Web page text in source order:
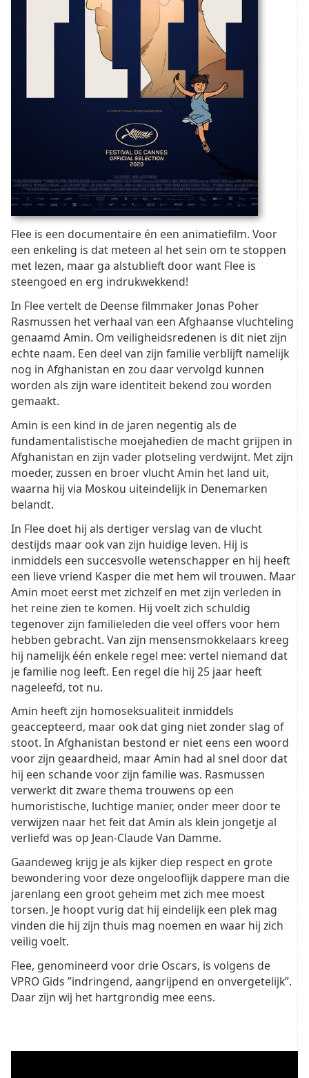
Flee is een documentaire én een animatiefilm. Voor
een enkeling is dat meteen al het sein om te stoppen
met lezen, maar ga alstublieft door want Flee is
steengoed en erg indrukwekkend!
In Flee vertelt de Deense filmmaker Jonas Poher
Rasmussen het verhaal van een Afghaanse vluchteling
genaamd Amin. Om veiligheidsredenen is dit niet zijn
echte naam. Een deel van zijn familie verblijft namelijk
nog in Afghanistan en zou daar vervolgd kunnen
worden als zijn ware identiteit bekend zou worden
gemaakt.
Amin is een kind in de jaren negentig als de
fundamentalistische moejahedien de macht grijpen in
Afghanistan en zijn vader plotseling verdwijnt. Met zijn
moeder, zussen en broer vlucht Amin het land uit,
waarna hij via Moskou uiteindelijk in Denemarken
belandt.
In Flee doet hij als dertiger verslag van de vlucht
destijds maar ook van zijn huidige leven. Hij is
inmiddels een succesvolle wetenschapper en hij heeft
een lieve vriend Kasper die met hem wil trouwen. Maar
Amin moet eerst met zichzelf en met zijn verleden in
het reine zien te komen. Hij voelt zich schuldig
tegenover zijn familieleden die veel offers voor hem
hebben gebracht. Van zijn mensensmokkelaars kreeg
hij namelijk één enkele regel mee: vertel niemand dat
je familie nog leeft. Een regel die hij 25 jaar heeft
nageleefd, tot nu.
Amin heeft zijn homoseksualiteit inmiddels
geaccepteerd, maar ook dat ging niet zonder slag of
stoot. In Afghanistan bestond er niet eens een woord
voor zijn geaardheid, maar Amin had al snel door dat
hij een schande voor zijn familie was. Rasmussen
verwerkt dit zware thema trouwens op een
humoristische, luchtige manier, onder meer door te
verwijzen naar het feit dat Amin als klein jongetje al
verliefd was op Jean-Claude Van Damme.
Gaandeweg krijg je als kijker diep respect en grote
bewondering voor deze ongelooflijk dappere man die
jarenlang een groot geheim met zich mee moest
torsen. Je hoopt vurig dat hij eindelijk een plek mag
vinden die hij zijn thuis mag noemen en waar hij zich
veilig voelt.
Flee, genomineerd voor drie Oscars, is volgens de
VPRO Gids ”indringend, aangrijpend en onvergetelijk”.
Daar zijn wij het hartgrondig mee eens.